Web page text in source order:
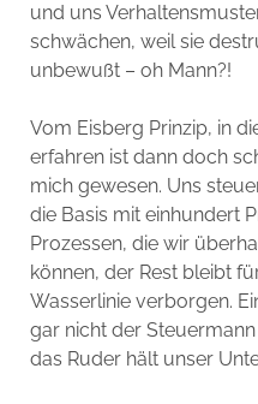
und uns
schwächen, weil sie
unbewußt – oh Mann?!
Vom Eisberg Prinzip, in
erfahren ist dann doch
mich gewesen. Uns
die Basis mit einhundert
Prozessen, die wir
können, der Rest bleibt
Wasserlinie verborgen.
gar nicht der
das Ruder hält unser